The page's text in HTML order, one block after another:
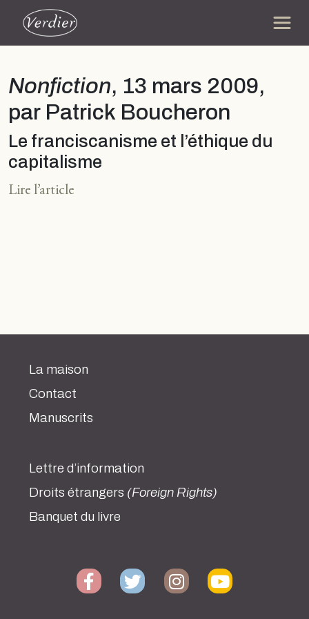
Nonfiction, 13 mars 2009,
par Patrick Boucheron
Le franciscanisme et l’éthique du
capitalisme
Lire l’article
La maison
Contact
Manuscrits
Lettre d’information
Droits étrangers (Foreign Rights)
Banquet du livre